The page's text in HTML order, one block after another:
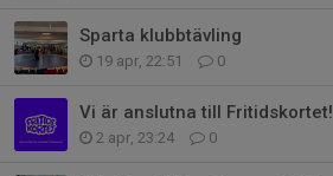
Sparta klubbtävling
19 apr, 22:51 0
Vi är anslutna till Fritidskortet!
2 apr, 23:24 0